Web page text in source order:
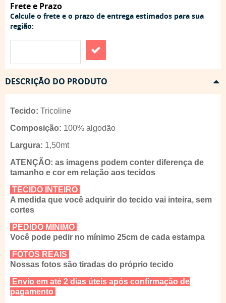
Frete e Prazo
Calcule o frete e o prazo de entrega estimados para sua
região:
DESCRIÇÃO DO PRODUTO
Tecido: Tricoline
Composição: 100% algodão
Largura: 1,50mt
ATENÇÃO: as imagens podem conter diferença de
tamanho e cor em relação aos tecidos
TECIDO INTEIRO
A medida que você adquirir do tecido vai inteira, sem
cortes
PEDIDO MÍNIMO
Você pode pedir no mínimo 25cm de cada estampa
FOTOS REAIS
Nossas fotos são tiradas do próprio tecido
Envio em até 2 dias úteis após confirmação de
pagamento